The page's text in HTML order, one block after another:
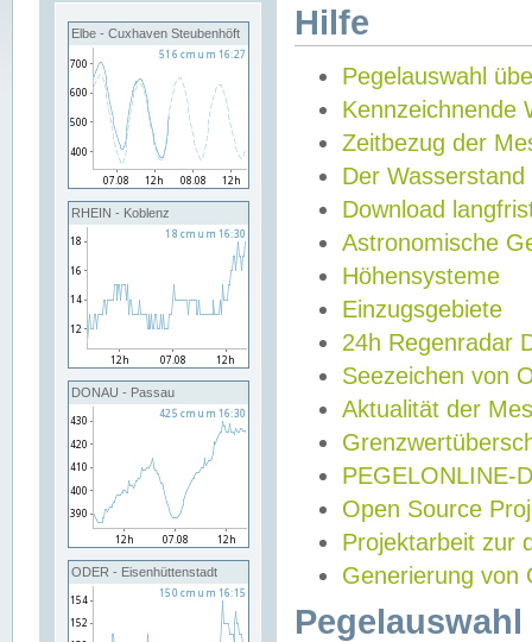
Elbe - Cuxhaven Steubenhöft
RHEIN - Koblenz
DONAU - Passau
ODER - Eisenhüttenstadt
Hilfe
Pegelauswahl
Kennzeichnende
Zeitbezug der
Der Wasserstand
Download
Astronomische
Höhensysteme
Einzugsgebiete
24h Regenradar
Seezeichen von
Aktualität der
PEGELONLINE-
Open Source
Projektarbeit zur
Generierung von